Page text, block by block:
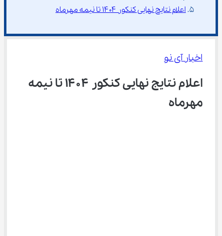
اعلام نتایج نهایی کنکور ۱۴۰۴ تا نیمه مهرماه
اخبار آی نو
اعلام نتایج نهایی کنکور ۱۴۰۴ تا نیمه
مهرماه